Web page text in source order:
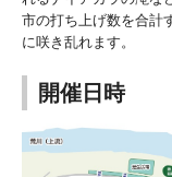
市の打ち上げ数を合計
に咲き乱れます。
開催日時